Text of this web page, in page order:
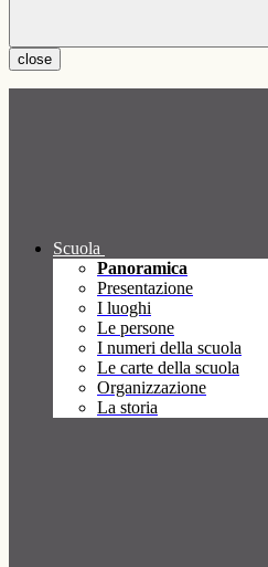
close
Scuola
Panoramica
Presentazione
I luoghi
Le persone
I numeri della scuola
Le carte della scuola
Organizzazione
La storia